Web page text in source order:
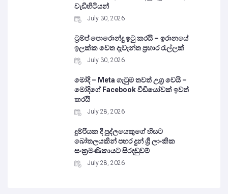
වැඩිහිටියන්
July 30, 2026
ට්‍රම්ප් පොරොන්දු ඉටු කරයි – ඉරානයේ
ඉලක්ක වෙත දැවැන්ත ප්‍රහාර රැල්ලක්
July 30, 2026
මෝදි – Meta ගැටුම තවත් උග්‍ර වෙයි –
මෝදිගේ Facebook වීඩියෝවක් ඉවත්
කරයි
July 28, 2026
දුම්රියක දී පුද්ලයෙකුගේ හිසට
බෝතලයකින් පහර දුන් ශ්‍රී ලාංකික
සංක්‍රමණිකායට සිරදඬුවම්
July 28, 2026